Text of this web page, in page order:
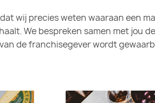
wij precies weten waaraan een
We bespreken samen met jou
de franchisegever wordt